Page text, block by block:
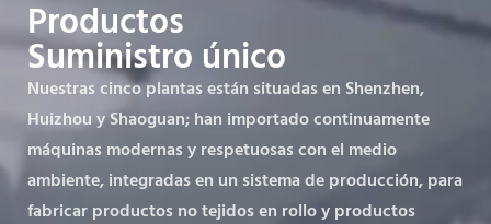
Productos
Suministro único
Nuestras cinco plantas están situadas en Shenzhen,
Huizhou y Shaoguan; han importado continuamente
máquinas modernas y respetuosas con el medio
ambiente, integradas en un sistema de producción, para
fabricar productos no tejidos en rollo y productos